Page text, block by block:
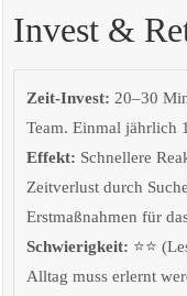
Invest &
Zeit-Invest: 20–30
Team. Einmal jährlich
Effekt: Schnellere
Zeitverlust durch
Erstmaßnahmen für
Schwierigkeit: ⭐⭐
Alltag muss erlernt